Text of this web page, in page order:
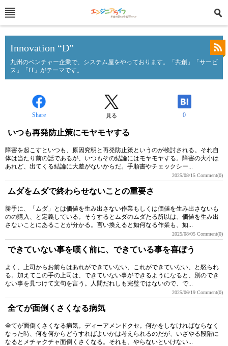
Innovation “D”
九州のベンチャー企業で、システム屋をやっております。「共創」「サービ
ス」「IT」がテーマです。
Share 見る 0
いつも再発防止策にモヤモヤする
障害を起こすといつも、原因究明と再発防止策というのが検討される。それ自
体は当たり前の話であるが、いつもその結論にはモヤモヤする。障害の大小は
あれど、出てくる結論に大差がないからだ。手順書やチェックシー...
2025/08/15 Comment(0)
ムダをムダで終わらせないことの重要さ
勝手に、「ムダ」とは価値を生み出さない作業もしくは価値を生み出さないも
のの購入、と定義している。そうするとムダのムダたる所以は、価値を生み出
さないことにあることが分かる。言い換えると如何なる作業も、如...
2025/08/05 Comment(0)
できていない事を嘆く前に、できている事を喜ぼう
よく、上司からお前らはあれができていない、これができていない、と怒られ
る。加えてこの手の上司は、できていない事ができるようになると、別のでき
ない事を見つけて文句を言う。人間だれしも完璧ではないので、で...
2025/06/19 Comment(0)
全てが面倒くさくなる病気
全てが面倒くさくなる病気。ディーアメンドクセ。何かをしなければならなく
なった時、何を何からどうすればよいかは考えられるのだが、いざやる段階に
なるとメチャクチャ面倒くさくなる。それも、やらないといけない...